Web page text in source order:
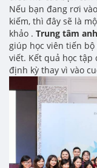
Nếu bạn đang rơi
kiếm, thì đây sẽ là
khảo . Trung tâm
giúp học viên tiến bộ
viết. Kết quả học tập
định kỳ thay vì vào